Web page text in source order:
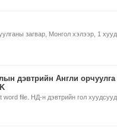
загвар, Монгол хэлээр, 1
дэвтрийн Англи орчуулга
word file. НД-н дэвтрийн гол